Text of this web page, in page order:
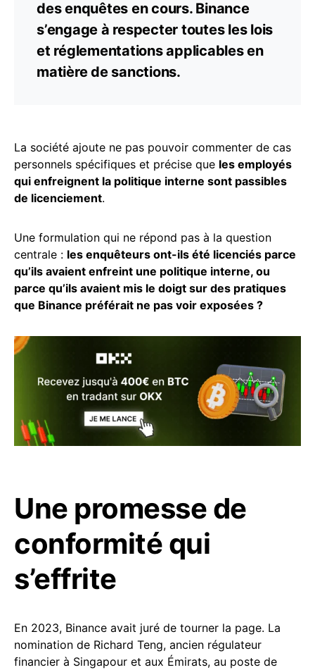
des enquêtes en cours. Binance
s’engage à respecter toutes les lois
et réglementations applicables en
matière de sanctions.
La société ajoute ne pas pouvoir commenter de cas
personnels spécifiques et précise que les employés
qui enfreignent la politique interne sont passibles
de licenciement.
Une formulation qui ne répond pas à la question
centrale : les enquêteurs ont-ils été licenciés parce
qu’ils avaient enfreint une politique interne, ou
parce qu’ils avaient mis le doigt sur des pratiques
que Binance préférait ne pas voir exposées ?
Une promesse de
conformité qui
s’effrite
En 2023, Binance avait juré de tourner la page. La
nomination de Richard Teng, ancien régulateur
financier à Singapour et aux Émirats, au poste de